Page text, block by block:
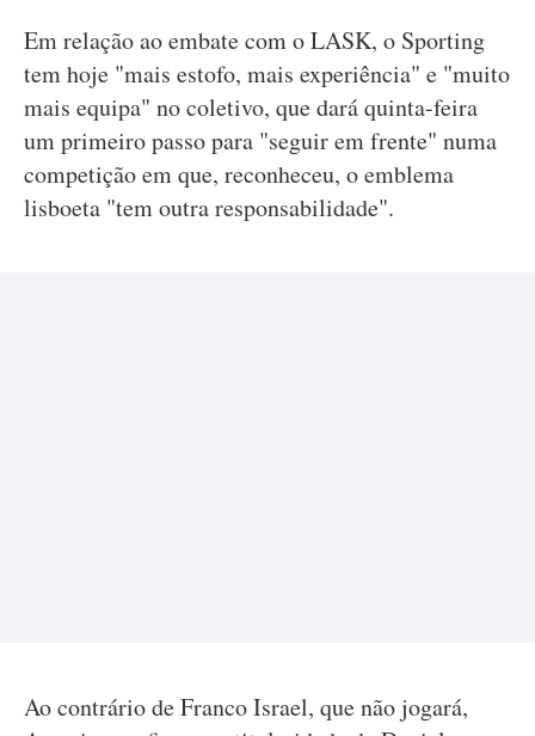
Em relação ao embate com o LASK, o Sporting
tem hoje "mais estofo, mais experiência" e "muito
mais equipa" no coletivo, que dará quinta-feira
um primeiro passo para "seguir em frente" numa
competição em que, reconheceu, o emblema
lisboeta "tem outra responsabilidade".
Ao contrário de Franco Israel, que não jogará,